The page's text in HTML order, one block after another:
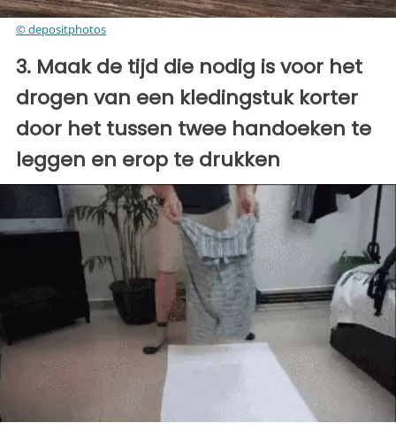
© depositphotos
3. Maak de tijd die nodig is voor het
drogen van een kledingstuk korter
door het tussen twee handoeken te
leggen en erop te drukken